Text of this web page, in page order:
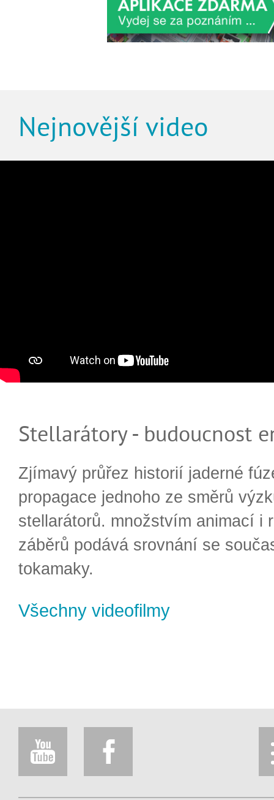
Nejnovější video
Stellarátory - budoucnost
Zjímavý průřez historií jaderné
propagace jednoho ze směrů
stellarátorů. množstvím animací i
záběrů podává srovnání se
tokamaky.
Všechny videofilmy